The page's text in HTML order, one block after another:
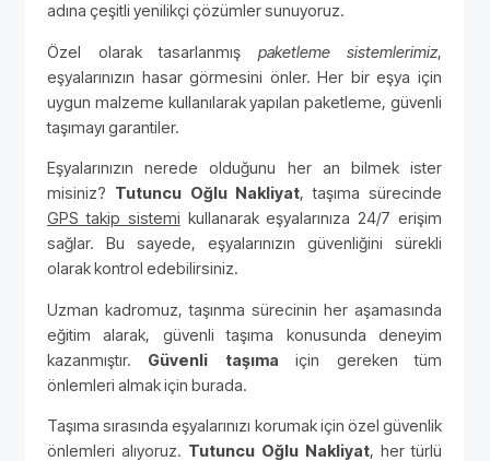
adına çeşitli yenilikçi çözümler sunuyoruz.
Özel olarak tasarlanmış paketleme sistemlerimiz,
eşyalarınızın hasar görmesini önler. Her bir eşya için
uygun malzeme kullanılarak yapılan paketleme, güvenli
taşımayı garantiler.
Eşyalarınızın nerede olduğunu her an bilmek ister
misiniz? Tutuncu Oğlu Nakliyat, taşıma sürecinde
GPS takip sistemi kullanarak eşyalarınıza 24/7 erişim
sağlar. Bu sayede, eşyalarınızın güvenliğini sürekli
olarak kontrol edebilirsiniz.
Uzman kadromuz, taşınma sürecinin her aşamasında
eğitim alarak, güvenli taşıma konusunda deneyim
kazanmıştır. Güvenli taşıma için gereken tüm
önlemleri almak için burada.
Taşıma sırasında eşyalarınızı korumak için özel güvenlik
önlemleri alıyoruz. Tutuncu Oğlu Nakliyat, her türlü